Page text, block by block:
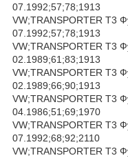
07.1992;57;78;1913
VW;TRANSPORTER T3
07.1992;57;78;1913
VW;TRANSPORTER T3
02.1989;61;83;1913
VW;TRANSPORTER T3
02.1989;66;90;1913
VW;TRANSPORTER T3
04.1986;51;69;1970
VW;TRANSPORTER T3
07.1992;68;92;2110
VW;TRANSPORTER T3